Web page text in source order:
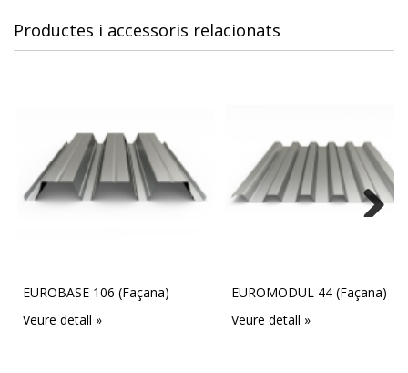
Productes i accessoris relacionats
EUROBASE 106 (Façana)
Veure detall »
EUROMODUL 44 (Façana)
Veure detall »